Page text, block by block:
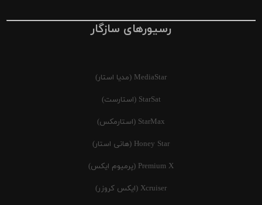
رسیورهای سازگار
MediaStar (مدیا استار)
StarSat (استارست)
StarMax (استارمکس)
Honey Star (هانی استار)
Premium X (پرمیوم ایکس)
Xcruiser (ایکس کروزر)